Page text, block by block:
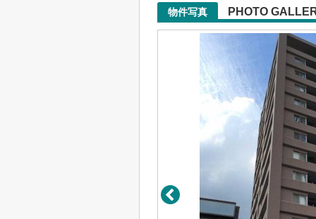
物件写真 PHOTO